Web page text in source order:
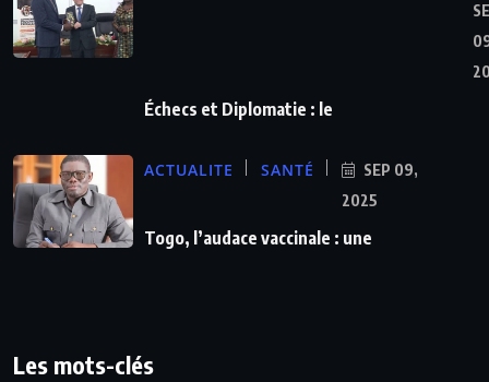
Échecs et Diplomatie : le
ACTUALITE SANTÉ
SEP 09,
2025
Togo, l’audace vaccinale : une
Les mots-clés